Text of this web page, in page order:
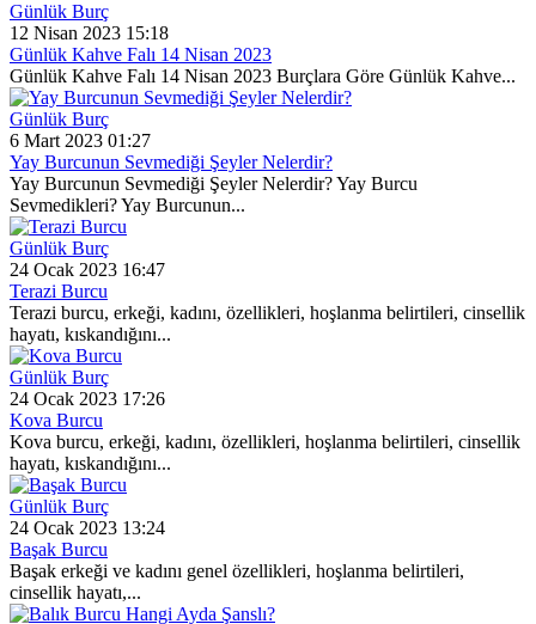
Günlük Burç
12 Nisan 2023 15:18
Günlük Kahve Falı 14 Nisan 2023
Günlük Kahve Falı 14 Nisan 2023 Burçlara Göre Günlük Kahve...
Günlük Burç
6 Mart 2023 01:27
Yay Burcunun Sevmediği Şeyler Nelerdir?
Yay Burcunun Sevmediği Şeyler Nelerdir? Yay Burcu
Sevmedikleri? Yay Burcunun...
Günlük Burç
24 Ocak 2023 16:47
Terazi Burcu
Terazi burcu, erkeği, kadını, özellikleri, hoşlanma belirtileri, cinsellik
hayatı, kıskandığını...
Günlük Burç
24 Ocak 2023 17:26
Kova Burcu
Kova burcu, erkeği, kadını, özellikleri, hoşlanma belirtileri, cinsellik
hayatı, kıskandığını...
Günlük Burç
24 Ocak 2023 13:24
Başak Burcu
Başak erkeği ve kadını genel özellikleri, hoşlanma belirtileri,
cinsellik hayatı,...